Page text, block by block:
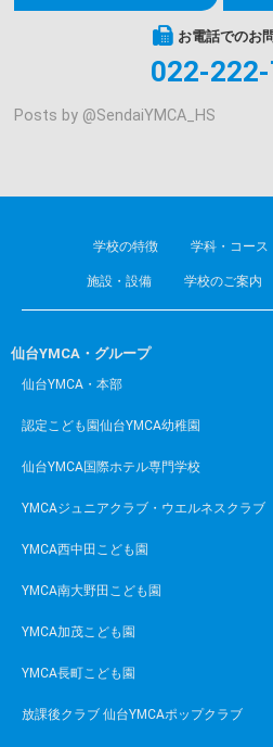
お電話でのお
022-
Posts by @SendaiYMCA_HS
学校の特徴 学科・コース
施設・設備 学校のご案内
仙台YMCA・グループ
仙台YMCA・本部
認定こども園仙台YMCA幼稚園
仙台YMCA国際ホテル専門学校
YMCAジュニアクラブ・ウエルネスクラブ
YMCA西中田こども園
YMCA南大野田こども園
YMCA加茂こども園
YMCA長町こども園
放課後クラブ 仙台YMCAポップクラブ